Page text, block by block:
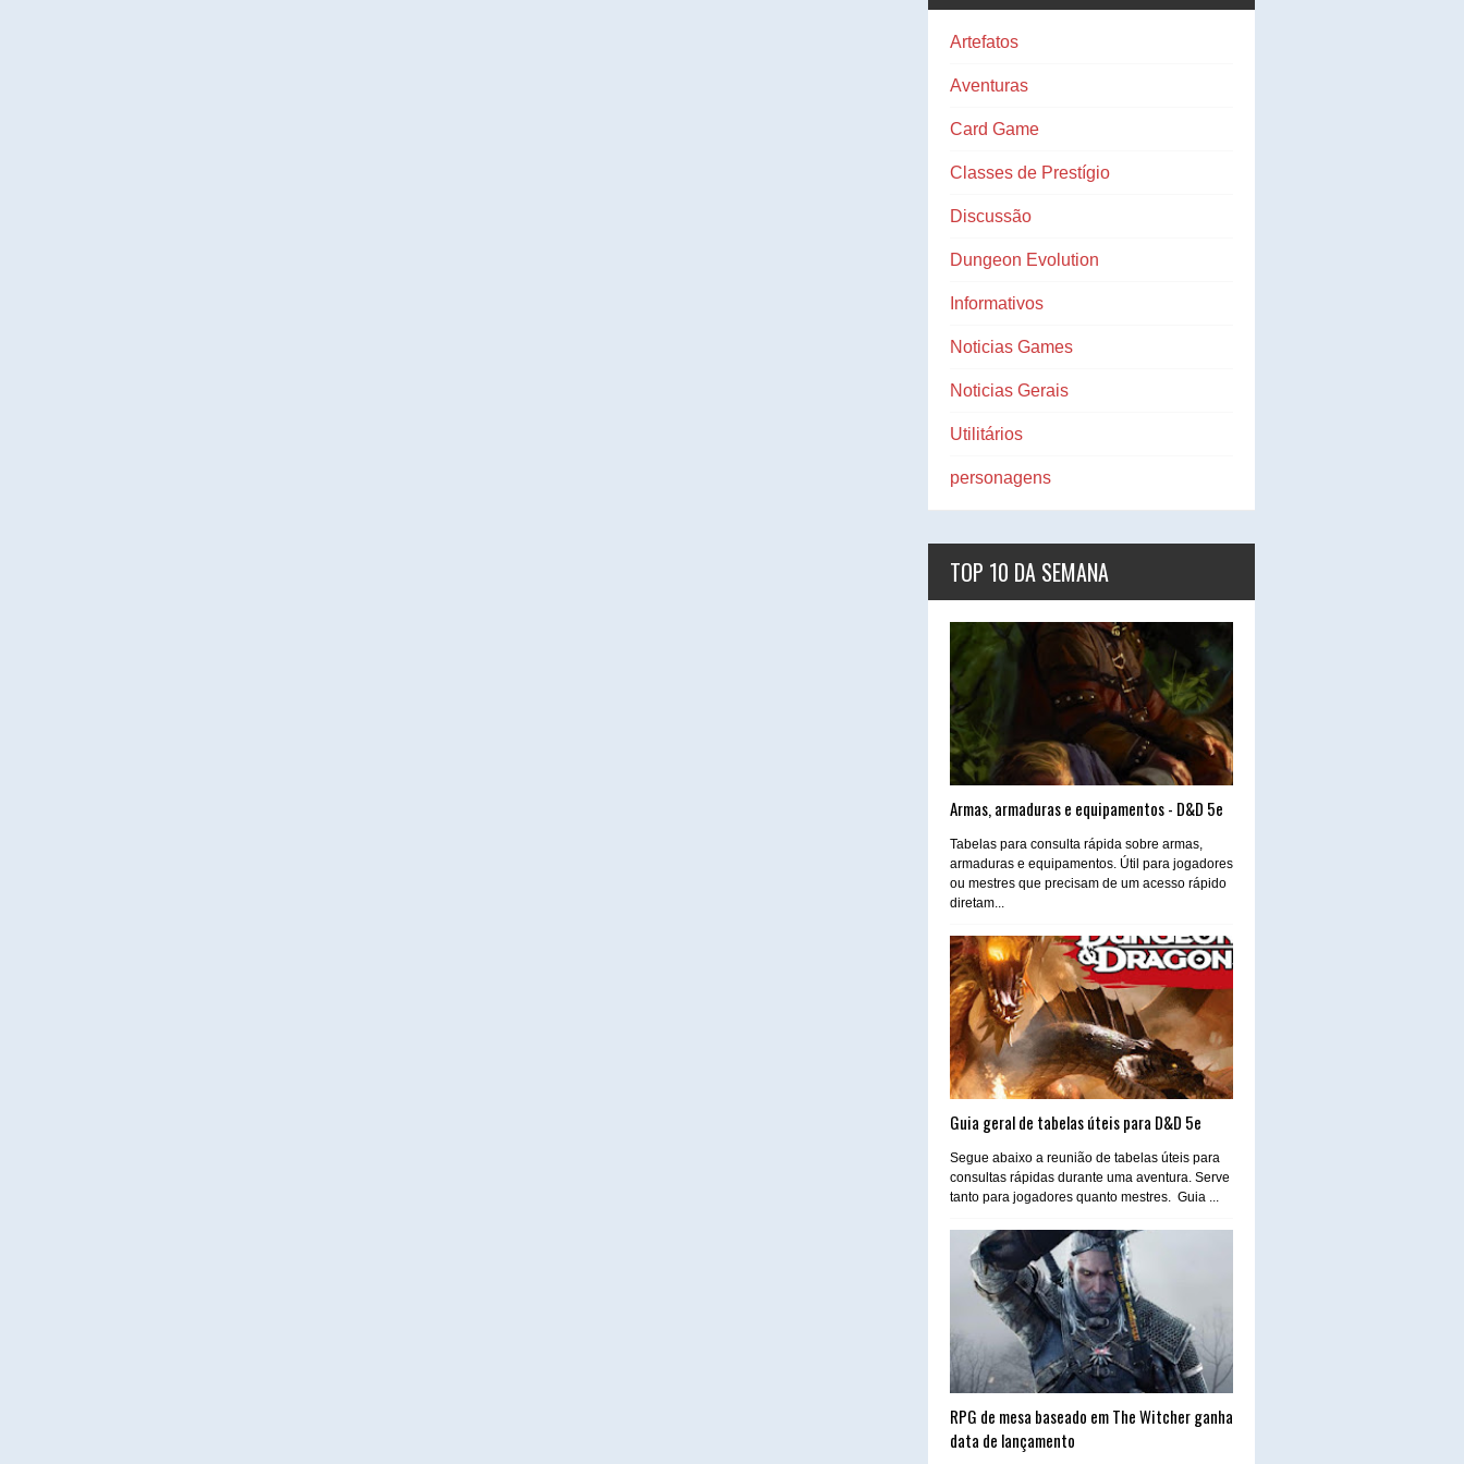
Artefatos
Aventuras
Card Game
Classes de Prestígio
Discussão
Dungeon Evolution
Informativos
Noticias Games
Noticias Gerais
Utilitários
personagens
TOP 10 DA SEMANA
Armas, armaduras e equipamentos - D&D 5e
Tabelas para consulta rápida sobre armas,
armaduras e equipamentos. Útil para jogadores
ou mestres que precisam de um acesso rápido
diretam...
Guia geral de tabelas úteis para D&D 5e
Segue abaixo a reunião de tabelas úteis para
consultas rápidas durante uma aventura. Serve
tanto para jogadores quanto mestres. Guia ...
RPG de mesa baseado em The Witcher ganha
data de lançamento